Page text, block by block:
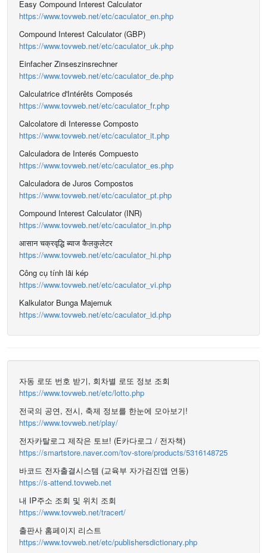
Easy Compound Interest Calculator
https://www.tovweb.net/etc/caculator_en.php
Compound Interest Calculator (GBP)
https://www.tovweb.net/etc/caculator_uk.php
Einfacher Zinseszinsrechner
https://www.tovweb.net/etc/caculator_de.php
Calculatrice d'Intérêts Composés
https://www.tovweb.net/etc/caculator_fr.php
Calcolatore di Interesse Composto
https://www.tovweb.net/etc/caculator_it.php
Calculadora de Interés Compuesto
https://www.tovweb.net/etc/caculator_es.php
Calculadora de Juros Compostos
https://www.tovweb.net/etc/caculator_pt.php
Compound Interest Calculator (INR)
https://www.tovweb.net/etc/caculator_in.php
आसान चक्रवृद्धि ब्याज कैलकुलेटर
https://www.tovweb.net/etc/caculator_hi.php
Công cụ tính lãi kép
https://www.tovweb.net/etc/caculator_vi.php
Kalkulator Bunga Majemuk
https://www.tovweb.net/etc/caculator_id.php
자동 로또 번호 받기, 회차별 로또 정보 조회
https://www.tovweb.net/etc/lotto.php
전국의 공연, 전시, 축제 정보를 한눈에 모아보기!
https://www.tovweb.net/play/
전자카탈로그 제작은 토브! (E카다로그 / 전자책)
https://smartstore.naver.com/tov-store/products/5316148725
바코드 전자출결시스템 (교육부 자가검진앱 연동)
https://s-attend.tovweb.net
내 IP주소 조회 및 위치 조회
https://www.tovweb.net/tracert/
출판사 홈페이지 리스트
https://www.tovweb.net/etc/publishersdictionary.php